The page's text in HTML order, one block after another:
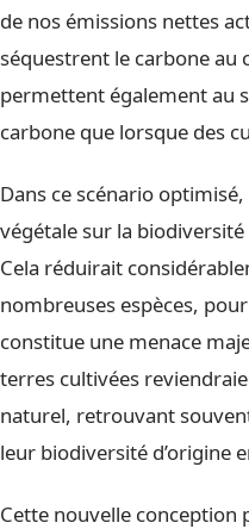
de nos émissions nettes
séquestrent le carbone au
permettent également au
carbone que lorsque des
Dans ce scénario
végétale sur la
Cela réduirait
nombreuses espèces,
constitue une menace
terres cultivées
naturel, retrouvant
leur biodiversité d’origine
Cette nouvelle conception